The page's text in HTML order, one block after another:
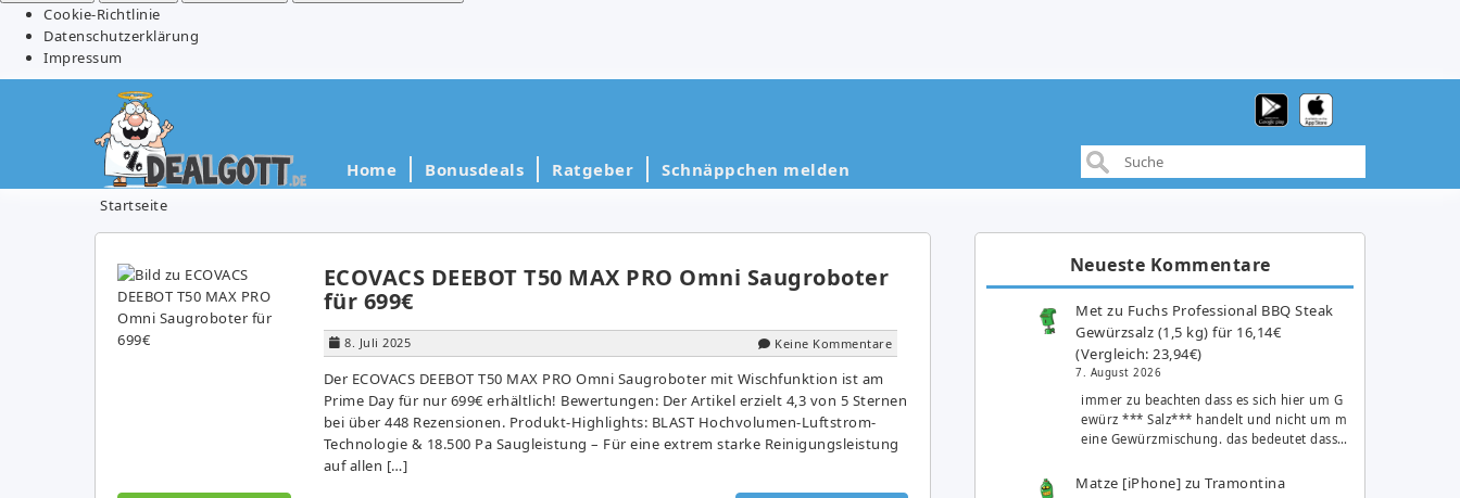
Cookie-Richtlinie
Datenschutzerklärung
Impressum
Home Bonusdeals Ratgeber Schnäppchen melden
Startseite
ECOVACS DEEBOT T50 MAX PRO Omni Saugroboter
für 699€
8. Juli 2025 Keine Kommentare
Der ECOVACS DEEBOT T50 MAX PRO Omni Saugroboter mit Wischfunktion ist am
Prime Day für nur 699€ erhältlich! Bewertungen: Der Artikel erzielt 4,3 von 5 Sternen
bei über 448 Rezensionen. Produkt-Highlights: BLAST Hochvolumen-Luftstrom-
Technologie & 18.500 Pa Saugleistung – Für eine extrem starke Reinigungsleistung
auf allen […]
Neueste Kommentare
Met zu Fuchs Professional BBQ Steak
Gewürzsalz (1,5 kg) für 16,14€
(Vergleich: 23,94€)
7. August 2026
immer zu beachten dass es sich hier um G
ewürz *** Salz*** handelt und nicht um m
eine Gewürzmischung. das bedeutet dass…
Matze [iPhone] zuTramontina